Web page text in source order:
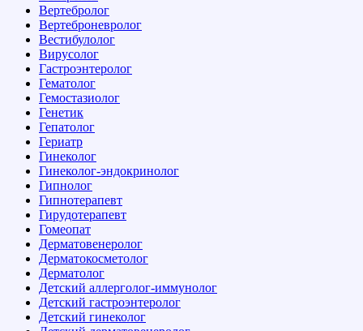
Вертебролог
Вертеброневролог
Вестибулолог
Вирусолог
Гастроэнтеролог
Гематолог
Гемостазиолог
Генетик
Гепатолог
Гериатр
Гинеколог
Гинеколог-эндокринолог
Гипнолог
Гипнотерапевт
Гирудотерапевт
Гомеопат
Дерматовенеролог
Дерматокосметолог
Дерматолог
Детский аллерголог-иммунолог
Детский гастроэнтеролог
Детский гинеколог